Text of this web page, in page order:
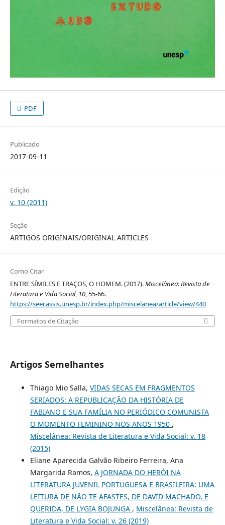
PDF
Publicado
2017-09-11
Edição
v. 10 (2011)
Seção
ARTIGOS ORIGINAIS/ORIGINAL ARTICLES
Como Citar
ENTRE SÍMILES E TRAÇOS, O HOMEM. (2017).Miscelânea: Revista de
Literatura e Vida Social, 10, 55-66.
https://seer.assis.unesp.br/index.php/miscelanea/article/view/440
Formatos de Citação
Artigos Semelhantes
Thiago Mio Salla, VIDAS SECAS EM FRAGMENTOS
SERIADOS: A REPUBLICAÇÃO DA HISTÓRIA DE
FABIANO E SUA FAMÍLIA NO PERIÓDICO COMUNISTA
O MOMENTO FEMININO NOS ANOS 1950 ,
Miscelânea: Revista de Literatura e Vida Social: v. 18
(2015)
Eliane Aparecida Galvão Ribeiro Ferreira, Ana
Margarida Ramos, A JORNADA DO HERÓI NA
LITERATURA JUVENIL PORTUGUESA E BRASILEIRA: UMA
LEITURA DE NÃO TE AFASTES, DE DAVID MACHADO, E
QUERIDA, DE LYGIA BOJUNGA , Miscelânea: Revista de
Literatura e Vida Social: v. 26 (2019)